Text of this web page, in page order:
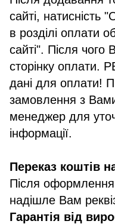
сайті,
в розділі оплати
сайті". Після
сторінку оплати.
дані для оплати!
замовлення з
менеджер для
інформації.
Переказ коштів
Після
надішле Вам
Гарантія від